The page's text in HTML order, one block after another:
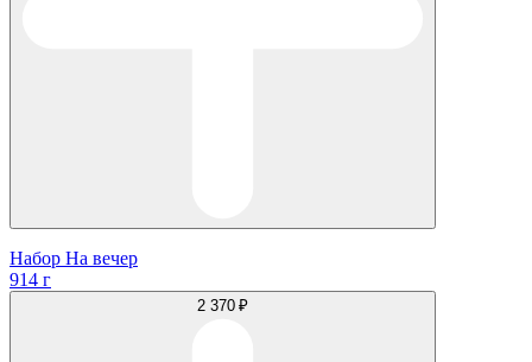
Набор На вечер
914 г
2 370 ₽